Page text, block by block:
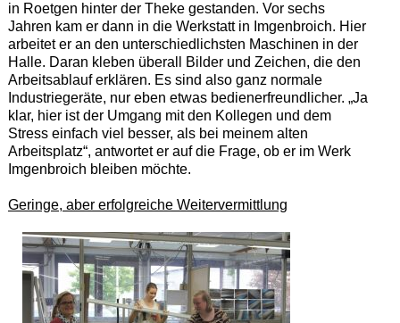
in Roetgen hinter der Theke gestanden. Vor sechs
Jahren kam er dann in die Werkstatt in Imgenbroich. Hier
arbeitet er an den unterschiedlichsten Maschinen in der
Halle. Daran kleben überall Bilder und Zeichen, die den
Arbeitsablauf erklären. Es sind also ganz normale
Industriegeräte, nur eben etwas bedienerfreundlicher. „Ja
klar, hier ist der Umgang mit den Kollegen und dem
Stress einfach viel besser, als bei meinem alten
Arbeitsplatz“, antwortet er auf die Frage, ob er im Werk
Imgenbroich bleiben möchte.
Geringe, aber erfolgreiche Weitervermittlung